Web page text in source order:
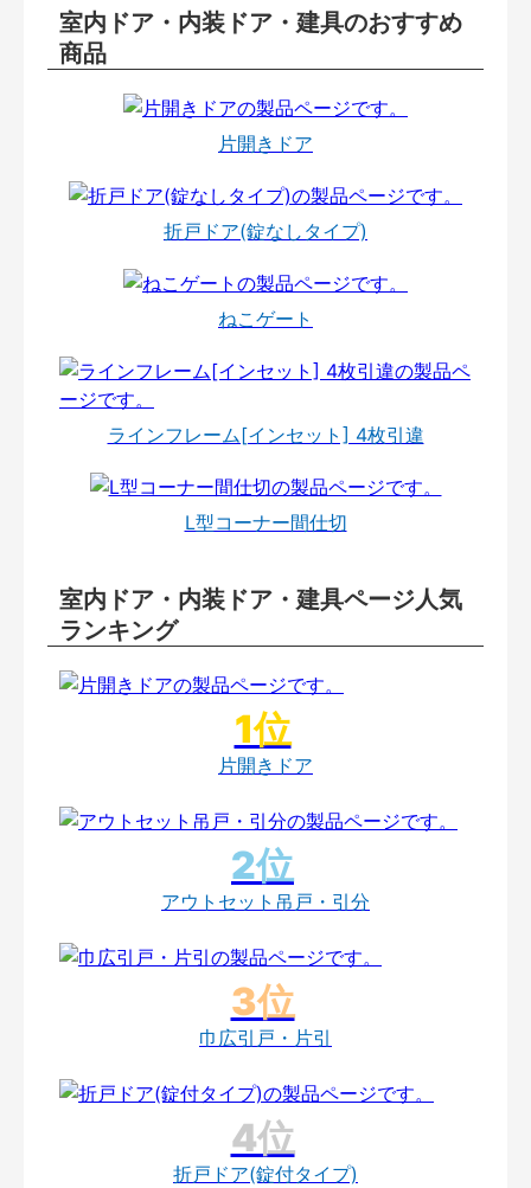
室内ドア・内装ドア・建具のおすすめ
商品
片開きドア
折戸ドア(錠なしタイプ)
ねこゲート
ラインフレーム[インセット] 4枚引違
L型コーナー間仕切
室内ドア・内装ドア・建具ページ人気
ランキング
片開きドア
アウトセット吊戸・引分
巾広引戸・片引
折戸ドア(錠付タイプ)